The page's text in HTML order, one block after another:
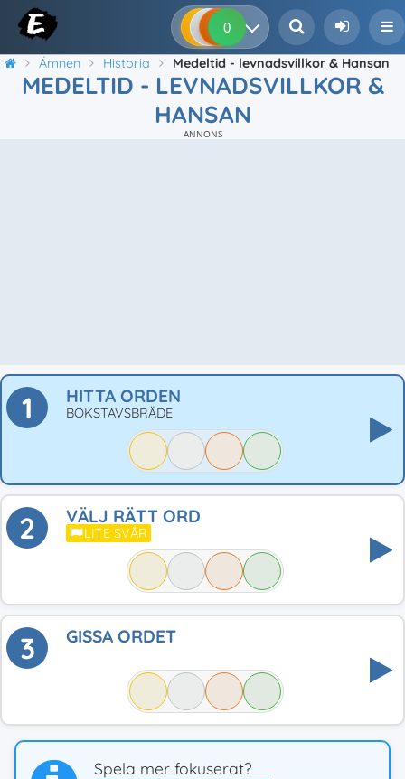
0 0 0
Ämnen Historia Medeltid - levnadsvillkor & Hansan
MEDELTID - LEVNADSVILLKOR &
HANSAN
ANNONS
1 HITTA ORDEN
BOKSTAVSBRÄDE
2 VÄLJ RÄTT ORD
LITE SVÅR
3 GISSA ORDET
Spela mer fokuserat?